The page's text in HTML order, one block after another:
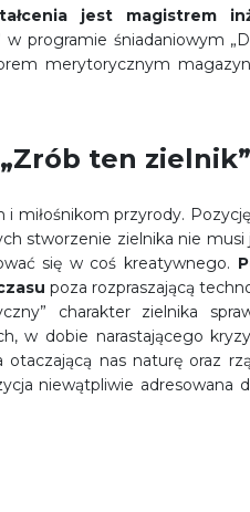
jest magistrem
programie śniadaniowym
merytorycznym
ten
miłośnikom przyrody.
stworzenie zielnika nie
się w coś kreatywnego.
poza rozpraszającą
charakter zielnika
w dobie narastającego
nas naturę oraz
niewątpliwie adresowana